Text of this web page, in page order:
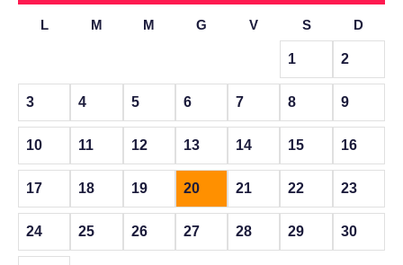
L M M G V S D
1 2
3 4 5 6 7 8 9
10 11 12 13 14 15 16
17 18 19 20 21 22 23
24 25 26 27 28 29 30